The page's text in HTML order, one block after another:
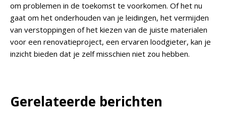
om problemen in de toekomst te voorkomen. Of het nu
gaat om het onderhouden van je leidingen, het vermijden
van verstoppingen of het kiezen van de juiste materialen
voor een renovatieproject, een ervaren loodgieter, kan je
inzicht bieden dat je zelf misschien niet zou hebben.
Gerelateerde berichten